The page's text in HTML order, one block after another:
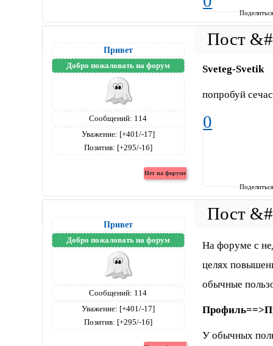
Привет
Добро пожаловать на форум
Сообщений: 114
Уважение: [+401/-17]
Позитив: [+295/-16]
Sveteg-Svetik
попробуй сечас
0
Привет
Добро пожаловать на форум
Сообщений: 114
Уважение: [+401/-17]
Позитив: [+295/-16]
На форуме с
целях
обычные
У обычных